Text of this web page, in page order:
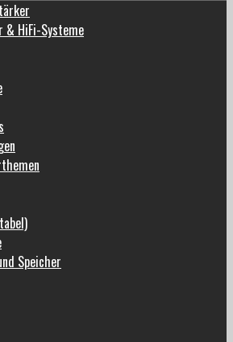
& HiFi-Systeme
Speicher